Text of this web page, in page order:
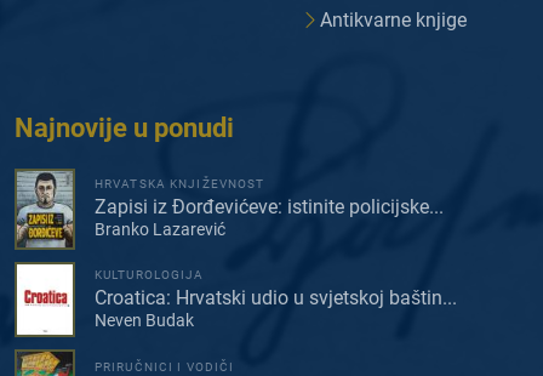
Antikvarne knjige
Najnovije u ponudi
HRVATSKA KNJIŽEVNOST
Zapisi iz Đorđevićeve: istinite policijske...
Branko Lazarević
KULTUROLOGIJA
Croatica: Hrvatski udio u svjetskoj baštin...
Neven Budak
PRIRUČNICI I VODIČI